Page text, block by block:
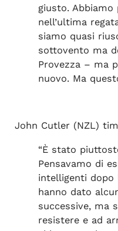
giusto. Abbiamo
nell’ultima
siamo quasi
sottovento ma
Provezza – ma
nuovo. Ma
John Cutler (NZL)
“È stato
Pensavamo di
intelligenti dopo
hanno dato
successive, ma
resistere e ad